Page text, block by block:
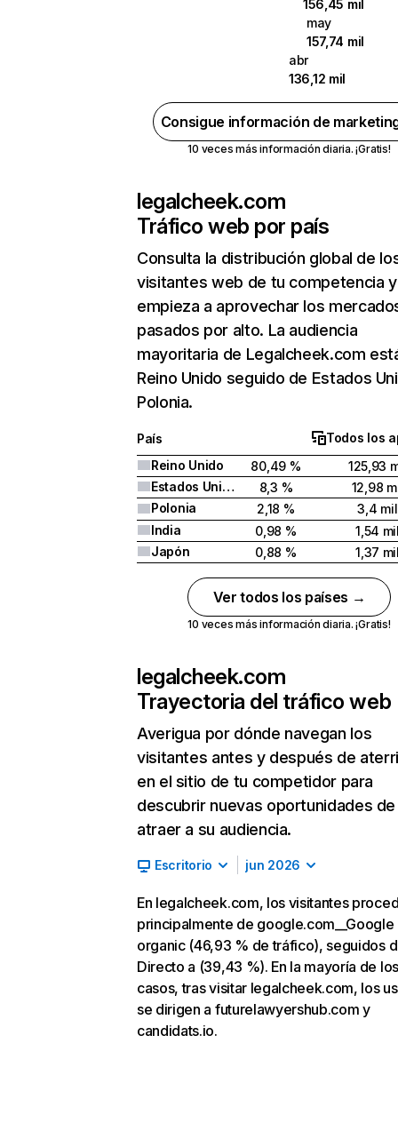
156,45 mil
may
157,74 mil
abr
136,12 mil
Consigue información de
10 veces más información diaria. ¡Gratis!
legalcheek.com
Tráfico web por país
Consulta la distribución global de
visitantes web de tu competencia y
empieza a aprovechar los
pasados por alto. La audiencia
mayoritaria de Legalcheek.com
Reino Unido seguido de Estados
Polonia.
País
Todos los
Reino Unido
80,49 %
125,93
Estados Unidos
8,3 %
12,98
Polonia
2,18 %
3,4 mil
India
0,98 %
1,54
Japón
0,88 % 1,37
Ver todos los países →
10 veces más información diaria. ¡Gratis!
legalcheek.com
Trayectoria del tráfico web
Averigua por dónde navegan los
visitantes antes y después de
en el sitio de tu competidor para
descubrir nuevas oportunidades de
atraer a su audiencia.
Escritorio jun 2026
En legalcheek.com, los visitantes
principalmente de google.com__Google
organic (46,93 % de tráfico), seguidos
Directo a (39,43 %). En la mayoría de los
casos, tras visitar legalcheek.com, los
se dirigen a futurelawyershub.com y
candidats.io.